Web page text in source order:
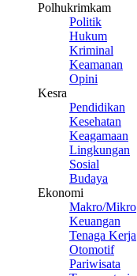
Polhukrimkam
Politik
Hukum
Kriminal
Keamanan
Opini
Kesra
Pendidikan
Kesehatan
Keagamaan
Lingkungan
Sosial
Budaya
Ekonomi
Makro/Mikro
Keuangan
Tenaga Kerja
Otomotif
Pariwisata